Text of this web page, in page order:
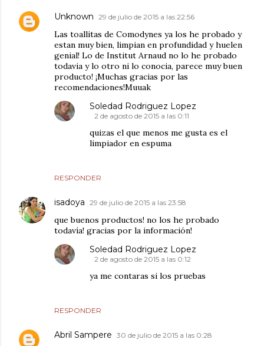
Unknown 29 de julio de 2015 a las 22:56
Las toallitas de Comodynes ya los he probado y
estan muy bien, limpian en profundidad y huelen
genial! Lo de Institut Arnaud no lo he probado
todavia y lo otro ni lo conocia, parece muy buen
producto! ¡Muchas gracias por las
recomendaciones!Muuak
RESPONDER
Soledad Rodriguez Lopez
2 de agosto de 2015 a las 0:11
quizas el que menos me gusta es el
limpiador en espuma
isadoya 29 de julio de 2015 a las 23:58
que buenos productos! no los he probado
todavía! gracias por la información!
RESPONDER
Soledad Rodriguez Lopez
2 de agosto de 2015 a las 0:12
ya me contaras si los pruebas
Abril Sampere 30 de julio de 2015 a las 0:28